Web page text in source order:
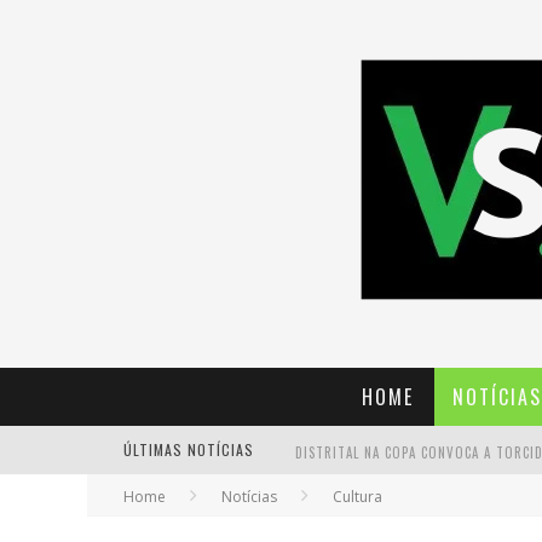
HOME NOTÍCIAS
ÚLTIMAS NOTÍCIAS
Home Notícias Cultura